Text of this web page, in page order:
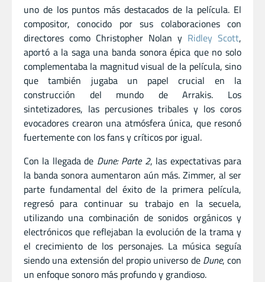
uno de los puntos más destacados de la película. El
compositor, conocido por sus colaboraciones con
directores como Christopher Nolan y Ridley Scott,
aportó a la saga una banda sonora épica que no solo
complementaba la magnitud visual de la película, sino
que también jugaba un papel crucial en la
construcción del mundo de Arrakis. Los
sintetizadores, las percusiones tribales y los coros
evocadores crearon una atmósfera única, que resonó
fuertemente con los fans y críticos por igual.
Con la llegada de Dune: Parte 2, las expectativas para
la banda sonora aumentaron aún más. Zimmer, al ser
parte fundamental del éxito de la primera película,
regresó para continuar su trabajo en la secuela,
utilizando una combinación de sonidos orgánicos y
electrónicos que reflejaban la evolución de la trama y
el crecimiento de los personajes. La música seguía
siendo una extensión del propio universo de Dune, con
un enfoque sonoro más profundo y grandioso.